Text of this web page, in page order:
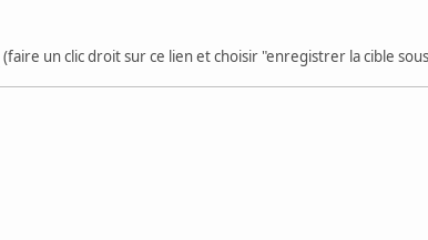
(faire un clic droit sur ce lien et choisir "enregistrer la cible